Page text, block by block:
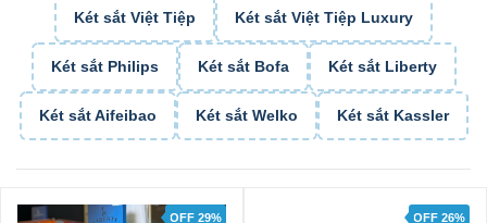
Két sắt Việt Tiệp Két sắt Việt Tiệp Luxury
Két sắt Philips Két sắt Bofa Két sắt Liberty
Két sắt Aifeibao Két sắt Welko Két sắt Kassler
OFF 29% OFF 26%